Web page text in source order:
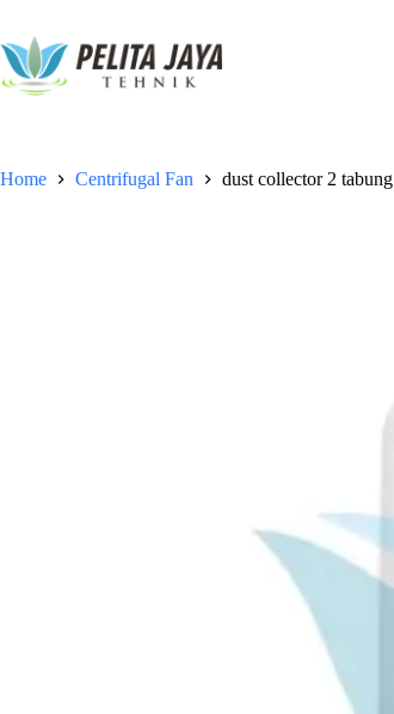
Home Centrifugal Fan dust collector 2 tabung